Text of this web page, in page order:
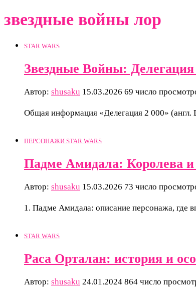
звездные войны лор
STAR WARS
Звездные Войны:
Автор: shusaku 15.03.2026 69 число
Общая информация «Делегация 2 000»
ПЕРСОНАЖИ STAR WARS
Падме Амидала: Королева
Автор: shusaku 15.03.2026 73 число
1. Падме Амидала: описание персонажа, где
STAR WARS
Раса Орталан: история и
Автор: shusaku 24.01.2024 864 число